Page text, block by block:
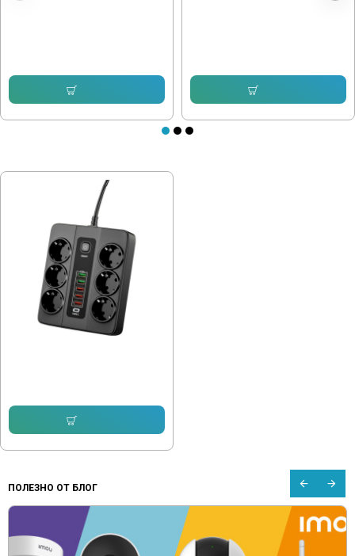
ПОЛЕЗНО ОТ БЛОГ